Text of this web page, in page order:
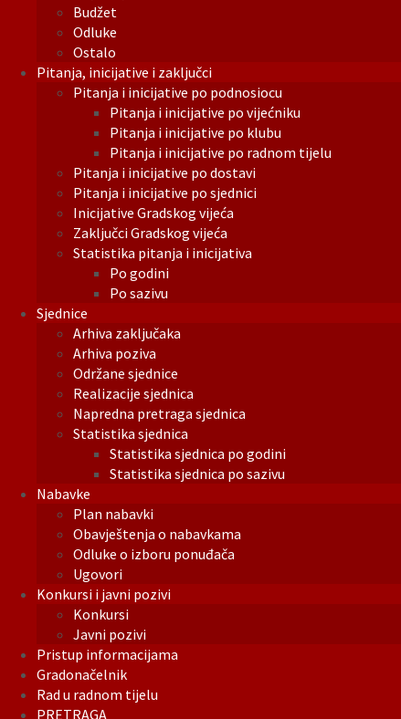
Budžet
Odluke
Ostalo
Pitanja, inicijative i zaključci
Pitanja i inicijative po podnosiocu
Pitanja i inicijative po vijećniku
Pitanja i inicijative po klubu
Pitanja i inicijative po radnom tijelu
Pitanja i inicijative po dostavi
Pitanja i inicijative po sjednici
Inicijative Gradskog vijeća
Zaključci Gradskog vijeća
Statistika pitanja i inicijativa
Po godini
Po sazivu
Sjednice
Arhiva zaključaka
Arhiva poziva
Održane sjednice
Realizacije sjednica
Napredna pretraga sjednica
Statistika sjednica
Statistika sjednica po godini
Statistika sjednica po sazivu
Nabavke
Plan nabavki
Obavještenja o nabavkama
Odluke o izboru ponuđača
Ugovori
Konkursi i javni pozivi
Konkursi
Javni pozivi
Pristup informacijama
Gradonačelnik
Rad u radnom tijelu
PRETRAGA